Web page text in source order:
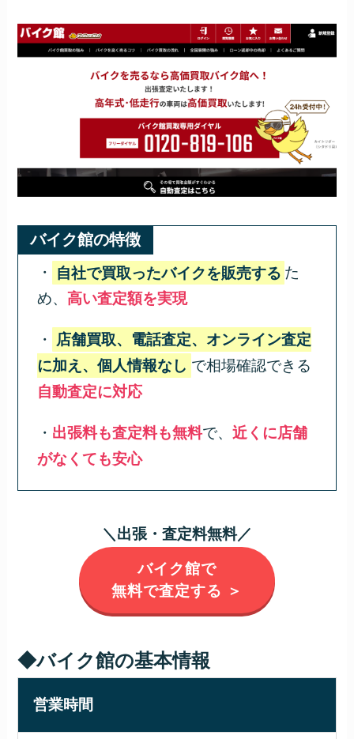
バイク館の特徴
・ 自社で買取ったバイクを販売する た
め、 高い査定額を実現
・
店舗買取、電話査定、オンライン査定
に加え、個人情報なし で相場確認できる
自動査定に対応
・ 出張料も査定料も無料で、 近くに店舗
がなくても安心
＼出張・査定料無料／
バイク館で
無料で査定する ＞
◆バイク館の基本情報
営業時間